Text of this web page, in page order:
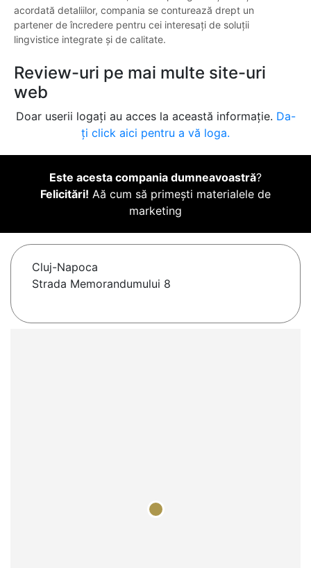
acordată detaliilor, compania se conturează drept un
partener de încredere pentru cei interesați de soluții
lingvistice integrate și de calitate.
Review-uri pe mai multe site-uri
web
Doar userii logați au acces la această informație. Da-
ți click aici pentru a vă loga.
Este acesta compania dumneavoastră?
Felicitări! Aă cum să primești materialele de
marketing
Cluj-Napoca
Strada Memorandumului 8